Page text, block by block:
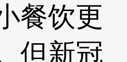
餐饮更
但新冠